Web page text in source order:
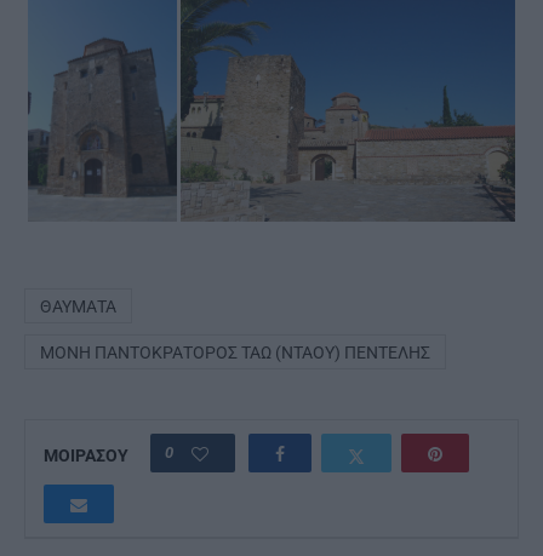
ΘΑΎΜΑΤΑ
ΜΟΝΉ ΠΑΝΤΟΚΡΆΤΟΡΟΣ ΤΑΏ (ΝΤΑΟΎ) ΠΕΝΤΈΛΗΣ
ΜΟΙΡΑΣΟΥ 0